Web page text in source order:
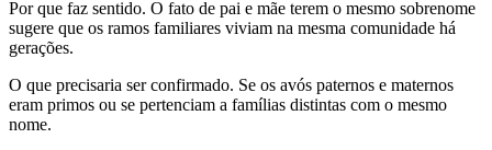
Por que faz sentido. O fato de pai e mãe terem o mesmo sobrenome
sugere que os ramos familiares viviam na mesma comunidade há
gerações.
O que precisaria ser confirmado. Se os avós paternos e maternos
eram primos ou se pertenciam a famílias distintas com o mesmo
nome.